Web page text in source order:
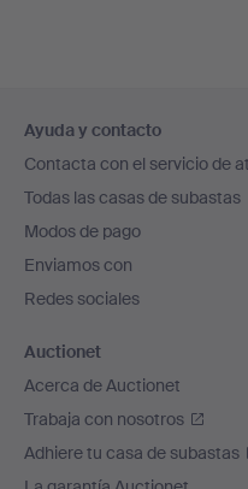
en
el
pie
de
página
Ayuda y contacto
Contacta con el servicio de
Todas las casas de subastas
Modos de pago
Enviamos con
Redes sociales
Auctionet
Acerca de Auctionet
Trabaja con nosotros
Adhiere tu casa de subastas